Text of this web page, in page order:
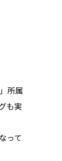
所属
も実
って